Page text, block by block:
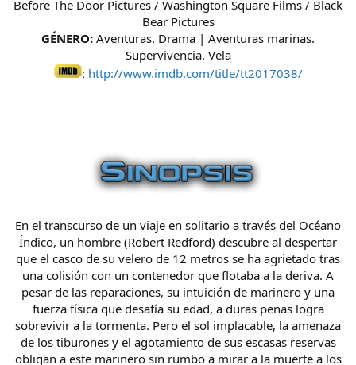
Before The Door Pictures / Washington Square Films / Black
Bear Pictures
GÉNERO: Aventuras. Drama | Aventuras marinas.
Supervivencia. Vela
: http://www.imdb.com/title/tt2017038/
En el transcurso de un viaje en solitario a través del Océano
Índico, un hombre (Robert Redford) descubre al despertar
que el casco de su velero de 12 metros se ha agrietado tras
una colisión con un contenedor que flotaba a la deriva. A
pesar de las reparaciones, su intuición de marinero y una
fuerza física que desafía su edad, a duras penas logra
sobrevivir a la tormenta. Pero el sol implacable, la amenaza
de los tiburones y el agotamiento de sus escasas reservas
obligan a este marinero sin rumbo a mirar a la muerte a los